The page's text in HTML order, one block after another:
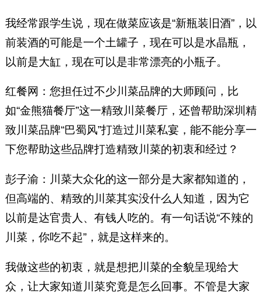
我经常跟学生说，现在做菜应该是“新瓶装旧酒”，以
前装酒的可能是一个土罐子，现在可以是水晶瓶，
以前是大缸，现在可以是非常漂亮的小瓶子。
红餐网：您担任过不少川菜品牌的大师顾问，比
如“金熊猫餐厅”这一精致川菜餐厅，还曾帮助深圳精
致川菜品牌“巴蜀风”打造过川菜私宴，能不能分享一
下您帮助这些品牌打造精致川菜的初衷和经过？
彭子渝：川菜大众化的这一部分是大家都知道的，
但高端的、精致的川菜其实没什么人知道，因为它
以前是达官贵人、有钱人吃的。有一句话说“不辣的
川菜，你吃不起”，就是这样来的。
我做这些的初衷，就是想把川菜的全貌呈现给大
众，让大家知道川菜究竟是怎么回事。不管是大家